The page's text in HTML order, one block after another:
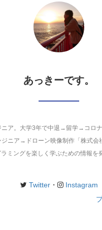
あっきーです。
ニア。大学3年で中退→留学→コロ
ニア→ドローン映像制作「株式会
ミングを楽しく学ぶための情報を
Twitter・
Instagram